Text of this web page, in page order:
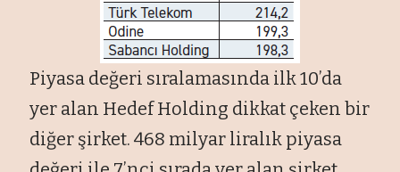
Piyasa değeri sıralamasında ilk 10’da
yer alan Hedef Holding dikkat çeken bir
diğer şirket. 468 milyar liralık piyasa